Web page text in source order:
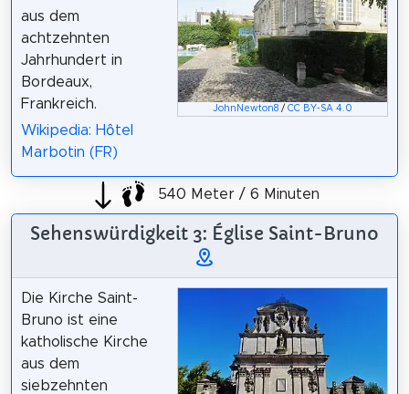
JohnNewton8 /CC BY-SA 4.0
aus dem
achtzehnten
Jahrhundert in
Bordeaux,
Frankreich.
Wikipedia: Hôtel
Marbotin (FR)
540 Meter / 6 Minuten
Sehenswürdigkeit 3: Église Saint-Bruno
Die Kirche Saint-
Bruno ist eine
katholische Kirche
aus dem
siebzehnten